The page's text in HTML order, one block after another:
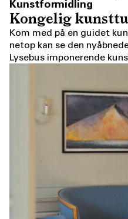
Kunstformidling
Kongelig
Kom med på en guidet
netop kan se den
Lysebus imponerende